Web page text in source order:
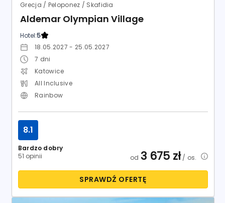
Grecja / Peloponez / Skafidia
Aldemar Olympian Village
Hotel:5
18.05.2027 - 25.05.2027
7 dni
Katowice
All Inclusive
Rainbow
Bardzo dobry
51 opinii
8.1
od 3 675 zł/ os.
SPRAWDŹ OFERTĘ